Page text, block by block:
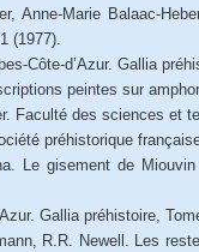
Anne-Marie Balaac-
(1977).
Côte-d’Azur. Gallia
peintes sur
Faculté des sciences
préhistorique
Le gisement de
Gallia préhistoire,
R.R. Newell. Les